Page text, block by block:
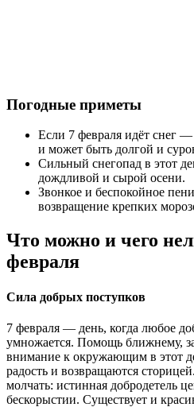
Погодные приметы
Если 7 февраля идёт снег
и может быть долгой и
Сильный снегопад в этот
дождливой и сырой осени.
Звонкое и беспокойное
возвращение крепких
Что можно и чего
февраля
Сила добрых поступков
7 февраля — день, когда любое
умножается. Помощь ближнему,
внимание к окружающим в этот
радость и возвращаются
молчать: истинная добродетель
бескорыстии. Существует и